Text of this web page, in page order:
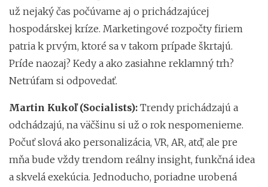
už nejaký čas počúvame aj o prichádzajúcej
hospodárskej kríze. Marketingové rozpočty firiem
patria k prvým, ktoré sa v takom prípade škrtajú.
Príde naozaj? Kedy a ako zasiahne reklamný trh?
Netrúfam si odpovedať.
Martin Kukoľ (Socialists): Trendy prichádzajú a
odchádzajú, na väčšinu si už o rok nespomenieme.
Počuť slová ako personalizácia, VR, AR, atď, ale pre
mňa bude vždy trendom reálny insight, funkčná idea
a skvelá exekúcia. Jednoducho, poriadne urobená